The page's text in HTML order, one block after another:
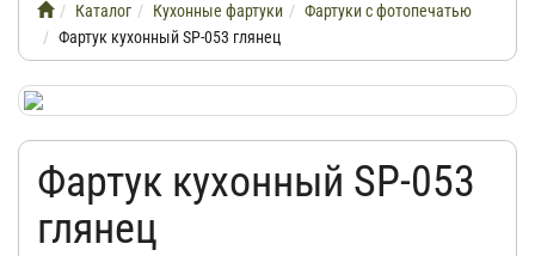
ИНФОРМАЦИЯ
ДОСТАВКА
КАБИНЕТ
КОНТАКТЫ
Каталог Кухонные фартуки
Фартуки с фотопечатью
Фартук кухонный SP-053 глянец
Фартук кухонный SP-053
глянец